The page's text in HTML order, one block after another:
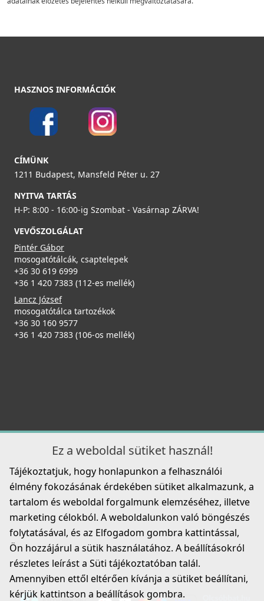
HASZNOS INFORMÁCIÓK
CÍMÜNK
1211 Budapest, Mansfeld Péter u. 27
NYITVA TARTÁS
H-P: 8:00 - 16:00-ig Szombat - Vasárnap ZÁRVA!
VEVŐSZOLGÁLAT
Pintér Gábor
mosogatótálcák, csaptelepek
+36 30 619 6999
+36 1 420 7383 (112-es mellék)
Lancz József
mosogatótálca tartozékok
+36 30 160 9577
+36 1 420 7383 (106-os mellék)
Ez a weboldal sütiket használ!
Tájékoztatjuk, hogy honlapunkon a felhasználói
élmény fokozásának érdekében sütiket alkalmazunk, a
tartalom és weboldal forgalmunk elemzéséhez, illetve
marketing célokból. A weboldalunkon való böngészés
folytatásával, és az Elfogadom gombra kattintással,
Ön hozzájárul a sütik használatához. A beállításokról
részletes leírást a Süti tájékoztatóban talál.
Amennyiben ettől eltérően kívánja a sütiket beállítani,
kérjük kattintson a beállítások gombra.